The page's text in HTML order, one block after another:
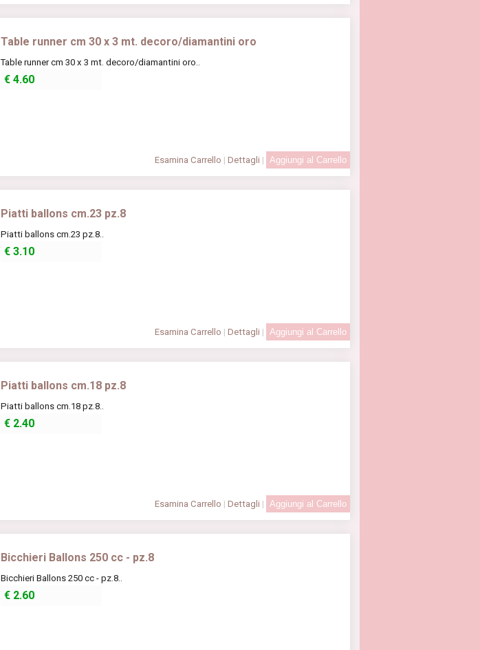
Table runner cm 30 x 3 mt. decoro/diamantini oro
Table runner cm 30 x 3 mt. decoro/diamantini oro..
€4.60
Esamina Carrello | Dettagli |
Piatti ballons cm.23 pz.8
Piatti ballons cm.23 pz.8..
€3.10
Esamina Carrello | Dettagli |
Piatti ballons cm.18 pz.8
Piatti ballons cm.18 pz.8..
€ 2.40
Esamina Carrello | Dettagli |
Bicchieri Ballons 250 cc - pz.8
Bicchieri Ballons 250 cc - pz.8..
€ 2.60